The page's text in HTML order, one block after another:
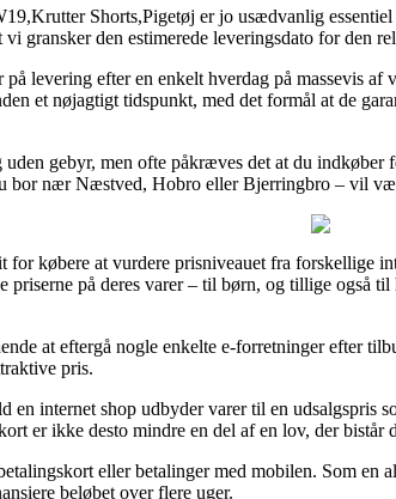
Shorts,Pigetøj er jo usædvanlig
gransker den estimerede leveringsdato for den
på levering efter en enkelt hverdag på massevis
et nøjagtigt tidspunkt, med det formål at de
gebyr, men ofte påkræves det at du
bor nær Næstved, Hobro eller Bjerringbro – vil
for købere at vurdere prisniveauet fra forskellige
priserne på deres varer – til børn, og tillige også
at eftergå nogle enkelte e-forretninger efter
pris.
en internet shop udbyder varer til en udsalgspris
er ikke desto mindre en del af en lov, der
eller betalinger med mobilen. Som
beløbet over flere uger.